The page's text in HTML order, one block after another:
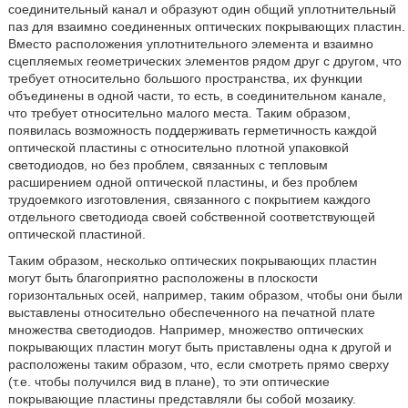
соединительный канал и образуют один общий уплотнительный
паз для взаимно соединенных оптических покрывающих пластин.
Вместо расположения уплотнительного элемента и взаимно
сцепляемых геометрических элементов рядом друг с другом, что
требует относительно большого пространства, их функции
объединены в одной части, то есть, в соединительном канале,
что требует относительно малого места. Таким образом,
появилась возможность поддерживать герметичность каждой
оптической пластины с относительно плотной упаковкой
светодиодов, но без проблем, связанных с тепловым
расширением одной оптической пластины, и без проблем
трудоемкого изготовления, связанного с покрытием каждого
отдельного светодиода своей собственной соответствующей
оптической пластиной.
Таким образом, несколько оптических покрывающих пластин
могут быть благоприятно расположены в плоскости
горизонтальных осей, например, таким образом, чтобы они были
выставлены относительно обеспеченного на печатной плате
множества светодиодов. Например, множество оптических
покрывающих пластин могут быть приставлены одна к другой и
расположены таким образом, что, если смотреть прямо сверху
(т.е. чтобы получился вид в плане), то эти оптические
покрывающие пластины представляли бы собой мозаику.